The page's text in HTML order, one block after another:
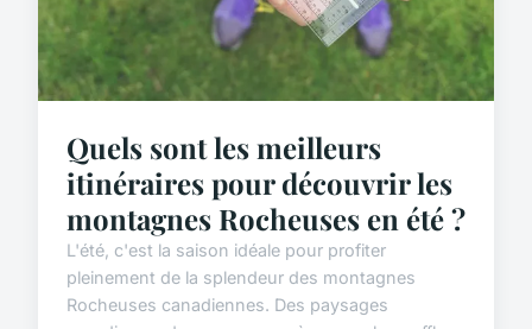
Quels sont les meilleurs
itinéraires pour découvrir les
montagnes Rocheuses en été ?
L'été, c'est la saison idéale pour profiter
pleinement de la splendeur des montagnes
Rocheuses canadiennes. Des paysages